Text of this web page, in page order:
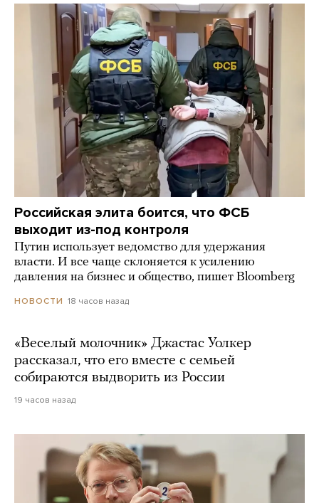
Российская элита боится, что ФСБ
выходит из-под контроля
Путин использует ведомство для удержания
власти. И все чаще склоняется к усилению
давления на бизнес и общество, пишет Bloomberg
НОВОСТИ 18 часов назад
«Веселый молочник» Джастас Уолкер
рассказал, что его вместе с семьей
собираются выдворить из России
19 часов назад